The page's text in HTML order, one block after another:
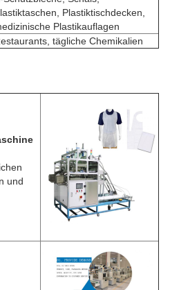
Plastiktischdecken,
Plastikauflagen
tägliche Chemikalien
und